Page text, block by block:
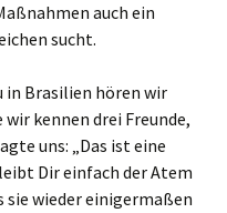
auch ein
sucht.
in Brasilien hören wir
kennen drei Freunde,
uns: „Das ist eine
Dir einfach der Atem
sie wieder einigermaßen